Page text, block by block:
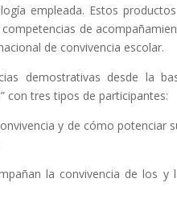
empleada. Estos
de
de convivencia escolar.
demostrativas desde la
” con tres tipos de participantes:
y de cómo potenciar
la convivencia de los y